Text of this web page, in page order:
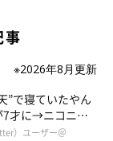
事
※2026年8月更新
”で寝ていたやん
7才に→ニコニ
魅力のコに成
）ユーザー＠